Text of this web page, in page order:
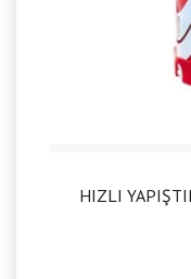
HIZLI